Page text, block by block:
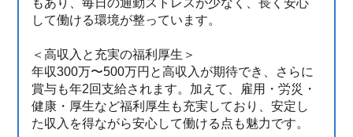
もあり、毎日の通勤ストレスが少なく、長く安心
して働ける環境が整っています。
＜高収入と充実の福利厚生＞
年収300万〜500万円と高収入が期待でき、さらに
賞与も年2回支給されます。加えて、雇用・労災・
健康・厚生など福利厚生も充実しており、安定し
た収入を得ながら安心して働ける点も魅力です。